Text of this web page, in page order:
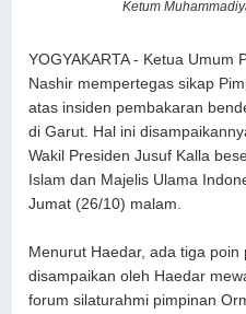
Ketum
YOGYAKARTA - Ketua Umum
Nashir mempertegas sikap
atas insiden pembakaran
di Garut. Hal ini
Wakil Presiden Jusuf Kalla
Islam dan Majelis Ulama
Jumat (26/10) malam.
Menurut Haedar, ada tiga
disampaikan oleh Haedar
forum silaturahmi pimpinan